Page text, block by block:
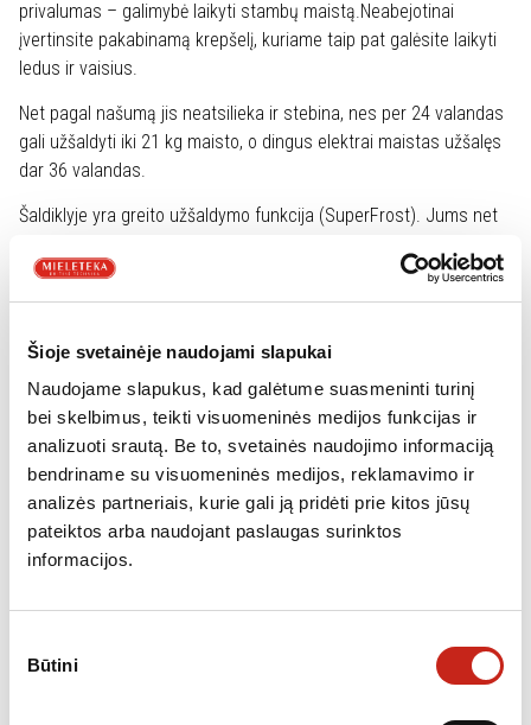
Šioje svetainėje naudojami slapukai
Naudojame slapukus, kad galėtume suasmeninti turinį
bei skelbimus, teikti visuomeninės medijos funkcijas ir
analizuoti srautą. Be to, svetainės naudojimo informaciją
bendriname su visuomeninės medijos, reklamavimo ir
analizės partneriais, kurie gali ją pridėti prie kitos jūsų
pateiktos arba naudojant paslaugas surinktos
informacijos.
pasirinkimas
Būtini
privalumas – galimybė laikyti stambų maistą.Neabejotinai
įvertinsite pakabinamą krepšelį, kuriame taip pat galėsite laikyti
ledus ir vaisius.
Net pagal našumą jis neatsilieka ir stebina, nes per 24 valandas
gali užšaldyti iki 21 kg maisto, o dingus elektrai maistas užšalęs
dar 36 valandas.
Šaldiklyje yra greito užšaldymo funkcija (SuperFrost). Jums net
ilgo veikimo, lengvas atitirpinimas ir priekyje ištirpusio vandens
nuleidimas palengvins jūsų darbą.
Šaldiklio dangtis aprūpintas ne tik LED lempute, bet ir rankena
Svarbi informacija
Šaldymo dėžė
Metinis energijos suvartojimas: 215 kWh / metus
Energijos klasė:
Triukšmas:40 dB
Kompresorių skaičius: 1 Inverteris BLDC kompresorius